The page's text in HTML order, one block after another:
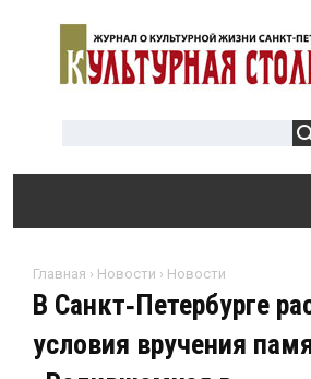
Главная › Новости › Новости
В Санкт‑Петербурге
условия вручения